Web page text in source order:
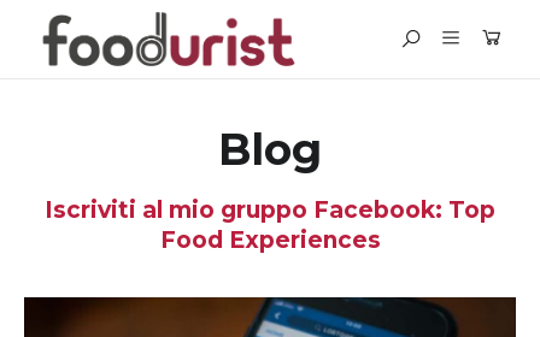
Blog
Iscriviti al mio gruppo Facebook: Top
Food Experiences